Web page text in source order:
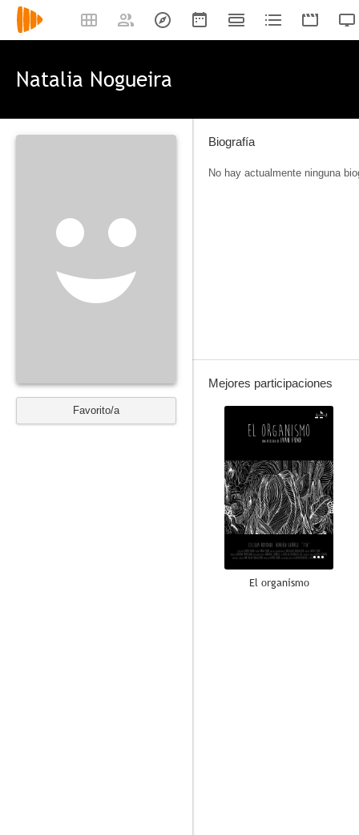
Natalia Nogueira
Favorito/a
Biografía
No hay actualmente ninguna
Mejores participaciones
--
El organismo